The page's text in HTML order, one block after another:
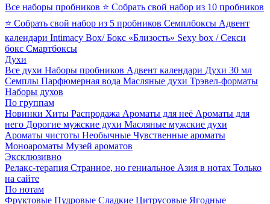
Все наборы пробников ⭐ Собрать свой набор из 10 пробников
⭐ Собрать свой набор из 5 пробников Семплбоксы Адвент
календари Intimacy Box/ Бокс «Близость» Sexy box / Секси
бокс Смартбоксы
Духи
Все духи Наборы пробников Адвент календари Духи 30 мл
Семплы Парфюмерная вода Масляные духи Трэвел-форматы
Наборы духов
По группам
Новинки Хиты Распродажа Ароматы для неё Ароматы для
него Дорогие мужские духи Масляные мужские духи
Ароматы чистоты Необычные Чувственные ароматы
Моноароматы Музей ароматов
Эксклюзивно
Релакс-терапия Странное, но гениальное Азия в нотах Только
на сайте
По нотам
Фруктовые Пудровые Сладкие Цитрусовые Ягодные